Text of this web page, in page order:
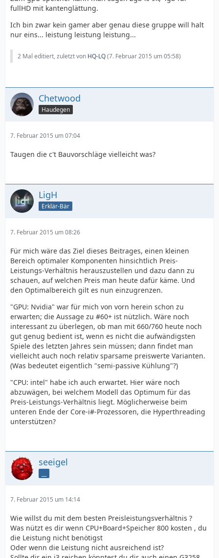
fullHD mit kantenglättung.
Ich bin zwar kein gamer aber genau diese gruppe will halt
nur eins... leistung leistung leistung...
2 Mal editiert, zuletzt von HQ-LQ(7. Februar 2015 um 05:58)
Chetwood
Haudegen
7. Februar 2015 um 07:04
Taugen die c't Bauvorschläge vielleicht was?
LigH
Erklär-Bär
7. Februar 2015 um 08:26
Für mich wäre das Ziel dieses Beitrages, einen kleinen
Bereich optimaler Komponenten hinsichtlich Preis-
Leistungs-Verhältnis herauszustellen und dazu dann zu
schauen, auf welchen Preis man heute dafür käme. Und
den Optimalbereich gilt es nun einzugrenzen.
"GPU: Nvidia" war für mich von vorn herein schon zu
erwarten; die Aussage zu #60+ ist nützlich. Wäre noch
interessant zu überlegen, ob man mit 660/760 heute noch
gut genug bedient ist, wenn es nicht die aufwändigsten
Spiele des letzten Jahres sein müssen; dann findet man
vielleicht auch noch relativ sparsame preiswerte Varianten.
(Was bedeutet eigentlich "semi-passive Kühlung"?)
"CPU: intel" habe ich auch erwartet. Hier wäre noch
abzuwägen, bei welchem Modell das Optimum für das
Preis-Leistungs-Verhältnis liegt. Möglicherweise beim
unteren Ende der Core-i#-Prozessoren, die Hyperthreading
unterstützen?
seeigel
7. Februar 2015 um 14:14
Wie willst du mit dem besten Preisleistungsverhältnis ?
Was nützt es dir wenn CPU+Board+Speicher 800 kosten , du
die Leistung nicht benötigst
Oder wenn die Leistung nicht ausreichend ist?